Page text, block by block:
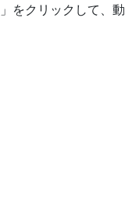
をクリックして、動